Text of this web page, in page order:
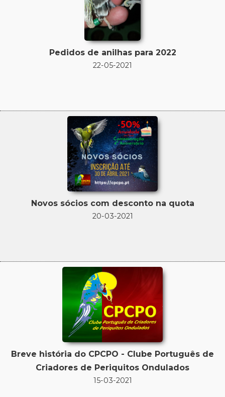
Pedidos de anilhas para 2022
22-05-2021
Novos sócios com desconto na quota
20-03-2021
Breve história do CPCPO - Clube Português de
Criadores de Periquitos Ondulados
15-03-2021